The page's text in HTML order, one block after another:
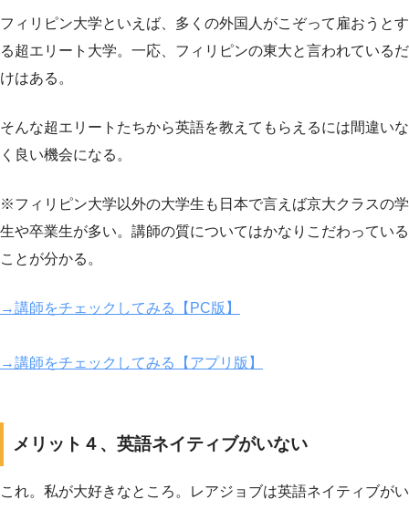
フィリピン大学といえば、多くの外国人がこぞって雇おうとす
る超エリート大学。一応、フィリピンの東大と言われているだ
けはある。
そんな超エリートたちから英語を教えてもらえるには間違いな
く良い機会になる。
※フィリピン大学以外の大学生も日本で言えば京大クラスの学
生や卒業生が多い。講師の質についてはかなりこだわっている
ことが分かる。
→講師をチェックしてみる【PC版】
→講師をチェックしてみる【アプリ版】
メリット４、英語ネイティブがいない
これ。私が大好きなところ。レアジョブは英語ネイティブがい